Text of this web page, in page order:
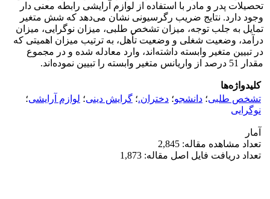
تحصیلات پدر و مادر با استفاده از لوازم آرایشی رابطه معنی دار
وجود دارد. نتایج ضریب رگرسیونی نشان می‌دهد که شش متغیر
تمایل به جلب توجه، میزان تشخص طلبی، میزان نوگرایی، میزان
درآمد، وضعیت شغلی و وضعیت تأهل، به ترتیب میزان اهمیتی که
در تبیین متغیر وابسته داشته‌اند، وارد معادله شده و در مجموع
مقدار 51 درصد از واریانس متغیر وابسته را تبیین نموده‌اند.
کلیدواژه‌ها
تشخص طلبی؛ دانشجو؛ دختران.؛ گرایش‌ دینی؛ لوازم آرایشی؛
نوگرایی
آمار
تعداد مشاهده مقاله: 2,845
تعداد دریافت فایل اصل مقاله: 1,873